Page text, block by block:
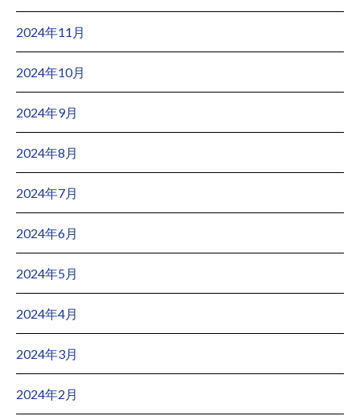
2024年11月
2024年10月
2024年9月
2024年8月
2024年7月
2024年6月
2024年5月
2024年4月
2024年3月
2024年2月